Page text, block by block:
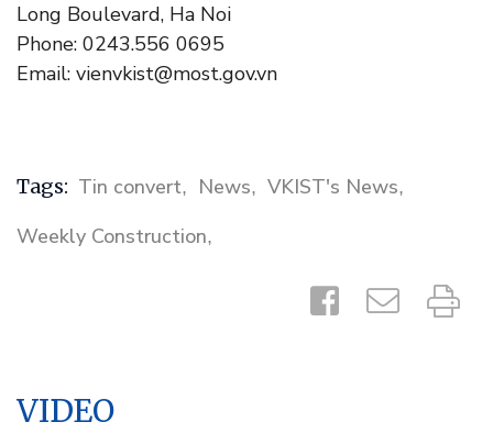
Long Boulevard, Ha Noi
Phone: 0243.556 0695
Email: vienvkist@most.gov.vn
Tags: Tin convert, News, VKIST's News,
Weekly Construction,
VIDEO